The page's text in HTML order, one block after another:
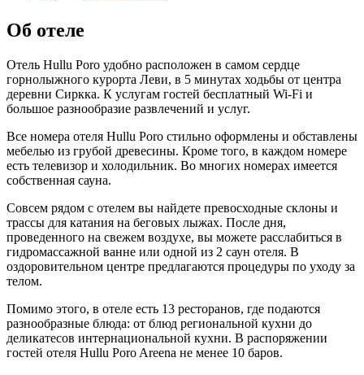
Об отеле
Отель Hullu Poro удобно расположен в самом сердце
горнолыжного курорта Леви, в 5 минутах ходьбы от центра
деревни Сиркка. К услугам гостей бесплатный Wi-Fi и
большое разнообразие развлечений и услуг.
Все номера отеля Hullu Poro стильно оформлены и обставлены
мебелью из грубой древесины. Кроме того, в каждом номере
есть телевизор и холодильник. Во многих номерах имеется
собственная сауна.
Совсем рядом с отелем вы найдете превосходные склоны и
трассы для катания на беговых лыжах. После дня,
проведенного на свежем воздухе, вы можете расслабиться в
гидромассажной ванне или одной из 2 саун отеля. В
оздоровительном центре предлагаются процедуры по уходу за
телом.
Помимо этого, в отеле есть 13 ресторанов, где подаются
разнообразные блюда: от блюд региональной кухни до
деликатесов интернациональной кухни. В распоряжении
гостей отеля Hullu Poro Areena не менее 10 баров.